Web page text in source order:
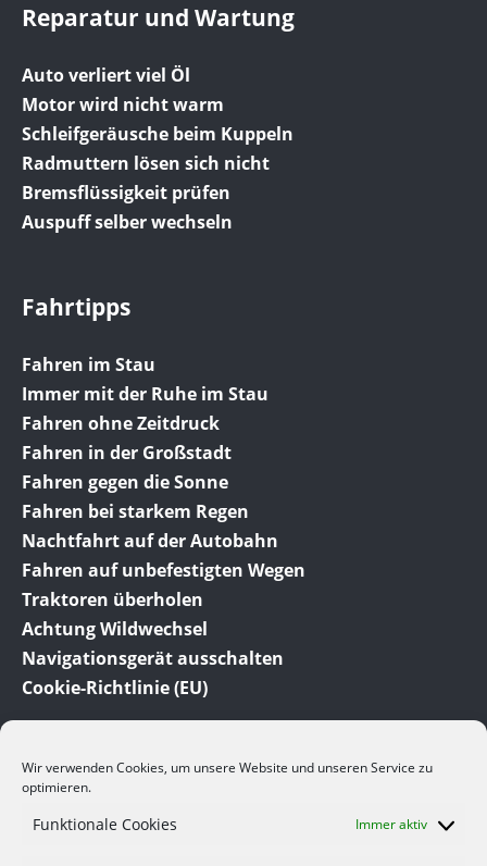
Wir verwenden Cookies, um unsere Website und unseren Service zu
optimieren.
Funktionale Cookies Immer aktiv
Reparatur und Wartung
Auto verliert viel Öl
Motor wird nicht warm
Schleifgeräusche beim Kuppeln
Radmuttern lösen sich nicht
Bremsflüssigkeit prüfen
Auspuff selber wechseln
Fahrtipps
Fahren im Stau
Immer mit der Ruhe im Stau
Fahren ohne Zeitdruck
Fahren in der Großstadt
Fahren gegen die Sonne
Fahren bei starkem Regen
Nachtfahrt auf der Autobahn
Fahren auf unbefestigten Wegen
Traktoren überholen
Achtung Wildwechsel
Navigationsgerät ausschalten
Cookie-Richtlinie (EU)